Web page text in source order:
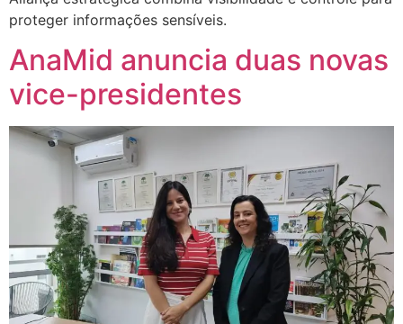
proteger informações sensíveis.
AnaMid anuncia duas novas
vice-presidentes